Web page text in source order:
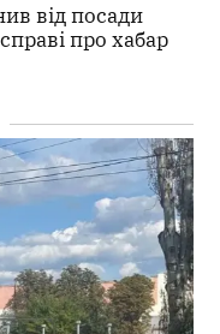
від посади
про хабар